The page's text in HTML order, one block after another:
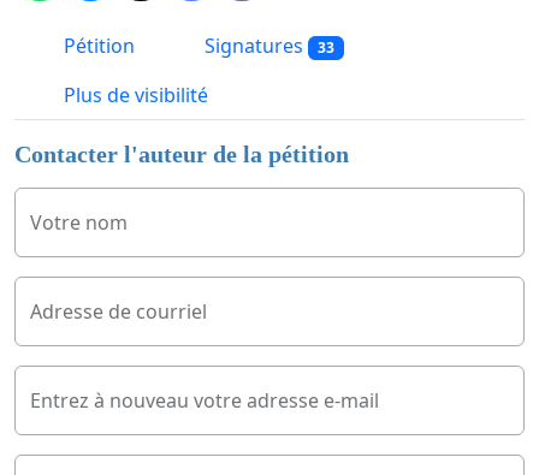
Pétition Signatures 33
Plus de visibilité
Contacter l'auteur de la pétition
Votre nom
Adresse de courriel
Entrez à nouveau votre adresse e-mail